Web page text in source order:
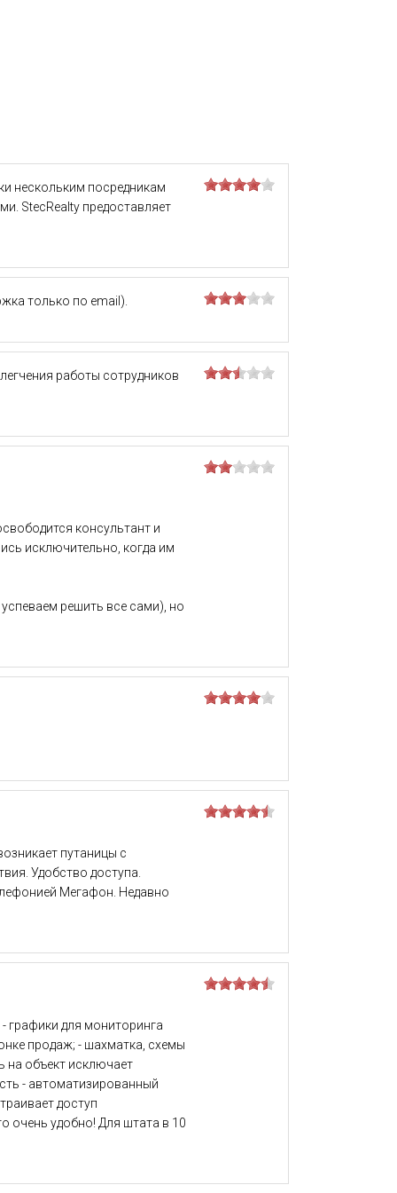
нескольким посредникам
StecRealty предоставляет
только по email).
работы сотрудников
консультант и
исключительно, когда им
решить все сами), но
путаницы с
Удобство доступа.
Мегафон. Недавно
графики для мониторинга
продаж; - шахматка, схемы
на объект исключает
- автоматизированный
доступ
очень удобно! Для штата в 10